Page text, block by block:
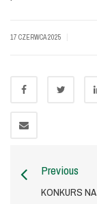
17 CZERWCA 2025
Previous
KONKURS